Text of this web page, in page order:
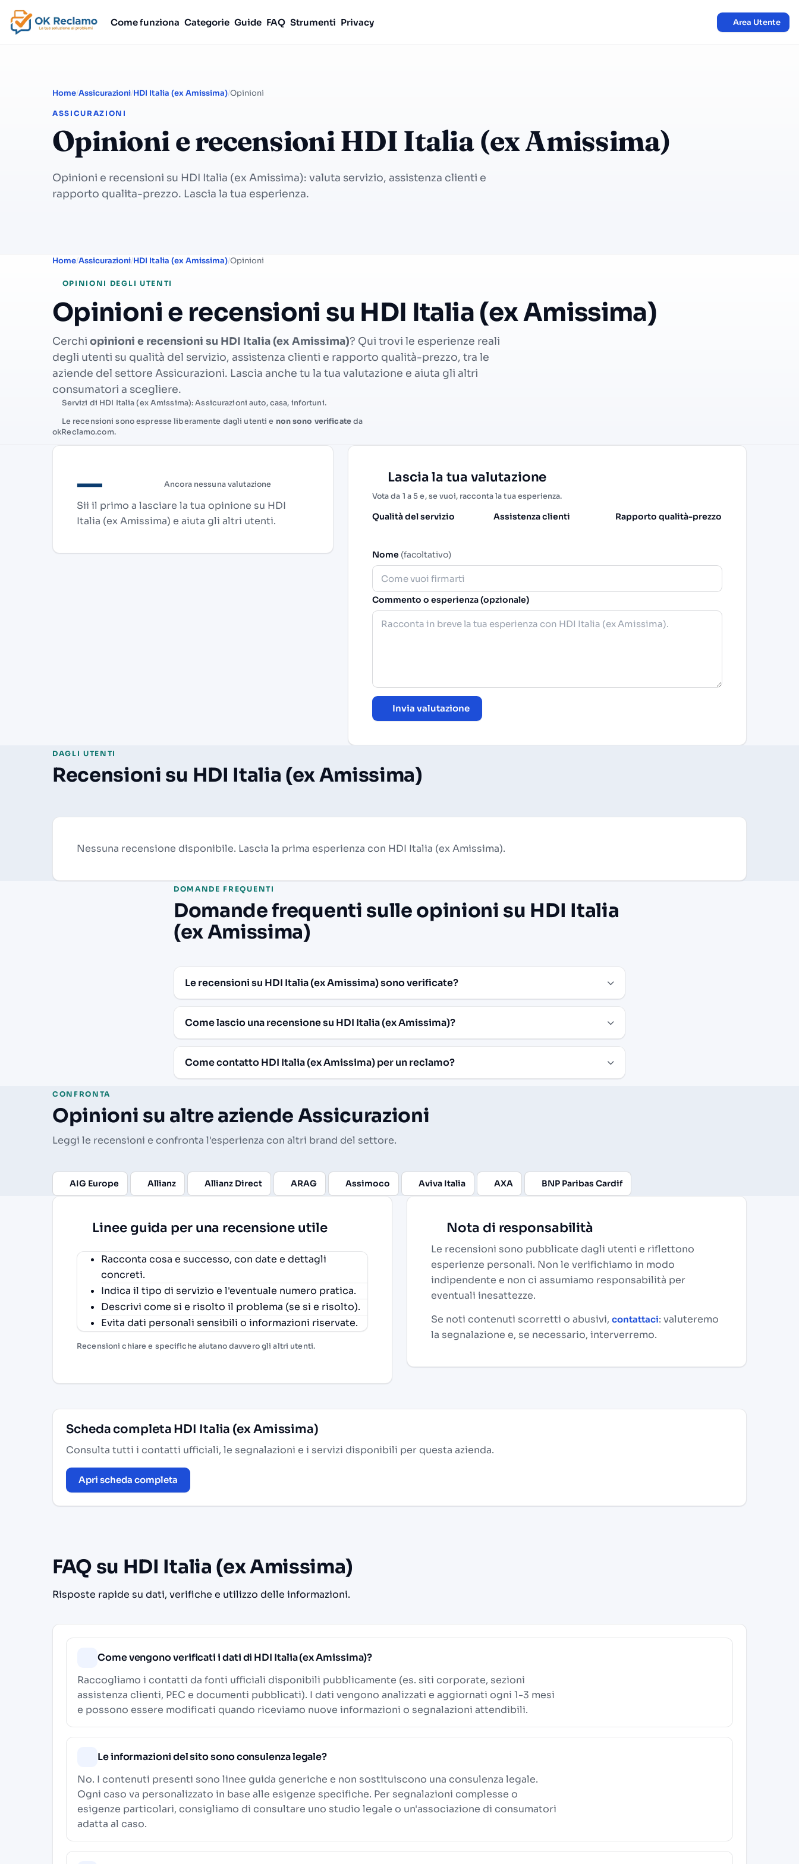
Come funziona Categorie Guide FAQ Strumenti Privacy Area Utente
Home Assicurazioni HDI Italia (ex Amissima) Opinioni
ASSICURAZIONI
Opinioni e recensioni HDI Italia (ex Amissima)
Opinioni e recensioni su HDI Italia (ex Amissima): valuta servizio, assistenza clienti e
rapporto qualita-prezzo. Lascia la tua esperienza.
Home Assicurazioni HDI Italia (ex Amissima) Opinioni
OPINIONI DEGLI UTENTI
Opinioni e recensioni su HDI Italia (ex Amissima)
Cerchi opinioni e recensioni su HDI Italia (ex Amissima)? Qui trovi le esperienze reali
degli utenti su qualità del servizio, assistenza clienti e rapporto qualità-prezzo, tra le
aziende del settore Assicurazioni. Lascia anche tu la tua valutazione e aiuta gli altri
consumatori a scegliere.
Servizi di HDI Italia (ex Amissima): Assicurazioni auto, casa, infortuni.
Le recensioni sono espresse liberamente dagli utenti e non sono verificateda
okReclamo.com.
— Ancora nessuna valutazione
Sii il primo a lasciare la tua opinione su HDI
Italia (ex Amissima) e aiuta gli altri utenti.
Lascia la tua valutazione
Vota da 1 a 5 e, se vuoi, racconta la tua esperienza.
Qualità del servizio Assistenza clienti Rapporto qualità-prezzo
Nome (facoltativo)
Commento o esperienza (opzionale)
Invia valutazione
DAGLI UTENTI
Recensioni su HDI Italia (ex Amissima)
Nessuna recensione disponibile. Lascia la prima esperienza con HDI Italia (ex Amissima).
DOMANDE FREQUENTI
Domande frequenti sulle opinioni su HDI Italia
(ex Amissima)
Le recensioni su HDI Italia (ex Amissima) sono verificate?
Come lascio una recensione su HDI Italia (ex Amissima)?
Come contatto HDI Italia (ex Amissima) per un reclamo?
CONFRONTA
Opinioni su altre aziende Assicurazioni
Leggi le recensioni e confronta l'esperienza con altri brand del settore.
AIG Europe Allianz Allianz Direct ARAG Assimoco Aviva Italia AXA BNP Paribas Cardif
Linee guida per una recensione utile
Racconta cosa e successo, con date e dettagli
concreti.
Indica il tipo di servizio e l'eventuale numero pratica.
Descrivi come si e risolto il problema (se si e risolto).
Evita dati personali sensibili o informazioni riservate.
Recensioni chiare e specifiche aiutano davvero gli altri utenti.
Nota di responsabilità
Le recensioni sono pubblicate dagli utenti e riflettono
esperienze personali. Non le verifichiamo in modo
indipendente e non ci assumiamo responsabilità per
eventuali inesattezze.
Se noti contenuti scorretti o abusivi, contattaci: valuteremo
la segnalazione e, se necessario, interverremo.
Scheda completa HDI Italia (ex Amissima)
Consulta tutti i contatti ufficiali, le segnalazioni e i servizi disponibili per questa azienda.
Apri scheda completa
FAQ su HDI Italia (ex Amissima)
Risposte rapide su dati, verifiche e utilizzo delle informazioni.
Come vengono verificati i dati di HDI Italia (ex Amissima)?
Raccogliamo i contatti da fonti ufficiali disponibili pubblicamente (es. siti corporate, sezioni
assistenza clienti, PEC e documenti pubblicati). I dati vengono analizzati e aggiornati ogni 1-3 mesi
e possono essere modificati quando riceviamo nuove informazioni o segnalazioni attendibili.
Le informazioni del sito sono consulenza legale?
No. I contenuti presenti sono linee guida generiche e non sostituiscono una consulenza legale.
Ogni caso va personalizzato in base alle esigenze specifiche. Per segnalazioni complesse o
esigenze particolari, consigliamo di consultare uno studio legale o un'associazione di consumatori
adatta al caso.